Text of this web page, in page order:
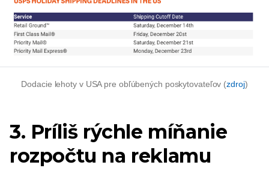
Dodacie lehoty v USA pre obľúbených poskytovateľov (zdroj)
3. Príliš rýchle míňanie
rozpočtu na reklamu